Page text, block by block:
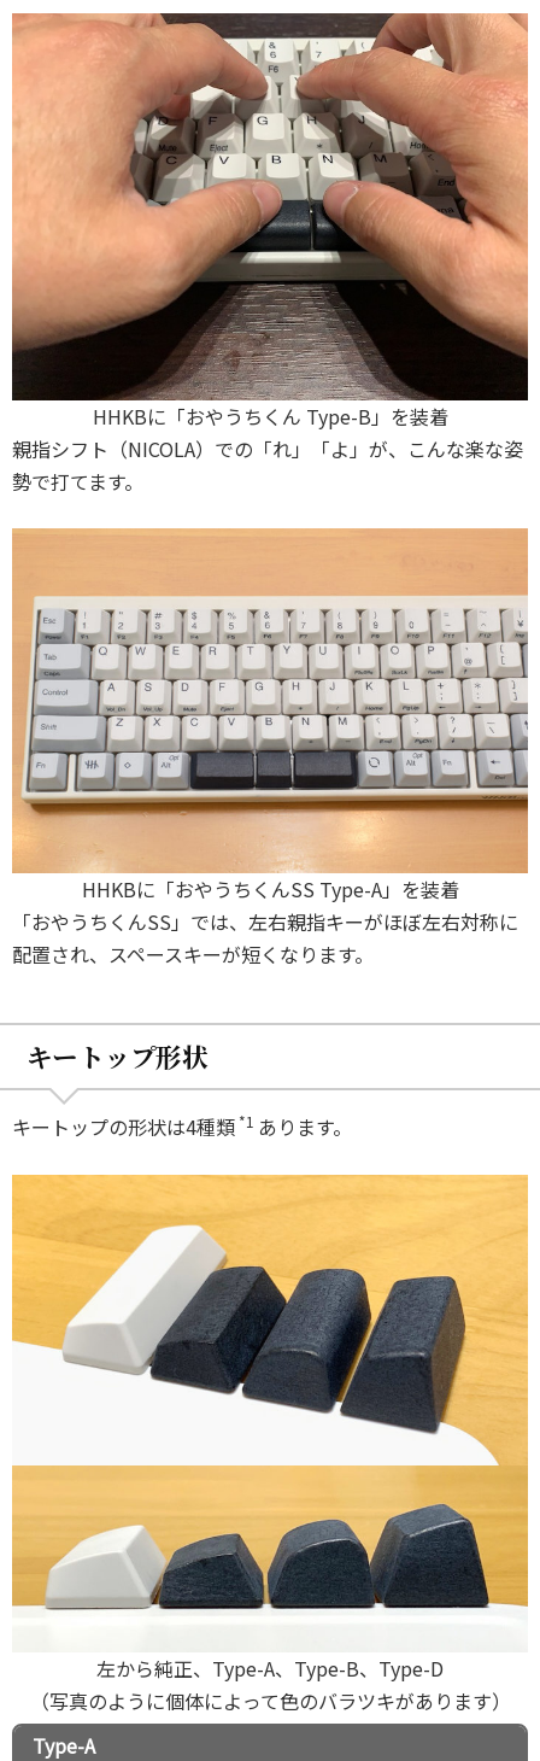
HHKBに「おやうちくん Type-B」を装着
親指シフト（NICOLA）での「れ」「よ」が、こんな楽な姿
勢で打てます。
HHKBに「おやうちくんSS Type-A」を装着
「おやうちくんSS」では、左右親指キーがほぼ左右対称に
配置され、スペースキーが短くなります。
キートップ形状
キートップの形状は4種類 *1 あります。
左から純正、Type-A、Type-B、Type-D
（写真のように個体によって色のバラツキがあります）
Type-A